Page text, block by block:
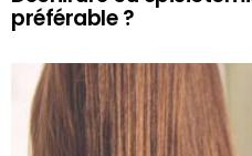
préférable ?